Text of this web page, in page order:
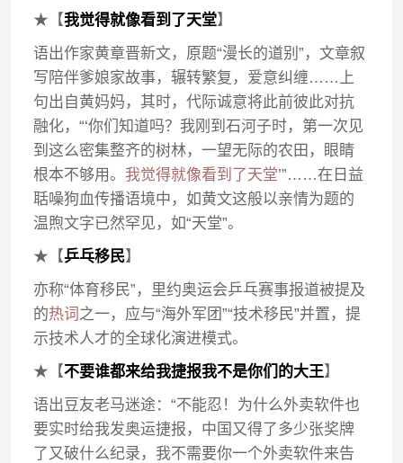
★【我觉得就像看到了天堂】
语出作家黄章晋新文，原题“漫长的道别”，文章叙
写陪伴爹娘家故事，辗转繁复，爱意纠缠……上
句出自黄妈妈，其时，代际诚意将此前彼此对抗
融化，“‘你们知道吗？我刚到石河子时，第一次见
到这么密集整齐的树林，一望无际的农田，眼睛
根本不够用。我觉得就像看到了天堂’”……在日益
聒噪狗血传播语境中，如黄文这般以亲情为题的
温煦文字已然罕见，如“天堂”。
★【乒乓移民】
亦称“体育移民”，里约奥运会乒乓赛事报道被提及
的热词 之一，应与“海外军团”“技术移民”并置，提
示技术人才的全球化演进模式。
★【不要谁都来给我捷报我不是你们的大王】
语出豆友老马迷途：“不能忍！为什么外卖软件也
要实时给我发奥运捷报，中国又得了多少张奖牌
了又破什么纪录，我不需要你一个外卖软件来告